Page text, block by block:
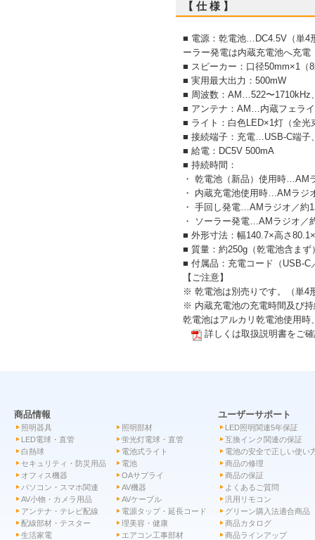
【 仕 様 】
■ 電源：乾電池…DC4.5V（単4
ーラー発電は内蔵充電池へ充電
■ スピーカー：口径50mm×1（
■ 実用最大出力：500mW
■ 周波数：AM…522〜1710kHz
■ アンテナ：AM…内蔵フェラ
■ ライト：白色LED×1灯（全
■ 接続端子：充電…USB-C端
■ 給電：DC5V 500mA
■ 持続時間：
・ 乾電池（新品）使用時…AM
・ 内蔵充電池使用時…AMラジ
・ 手回し発電…AMラジオ／約
・ ソーラー発電…AMラジオ／
■ 外形寸法：幅140.7×高さ
■ 質量：約250g（乾電池含まず
■ 付属品：充電コード（USB-
【ご注意】
※ 乾電池は別売りです。（単4
※ 内蔵充電池の充電時間及び
乾電池はアルカリ乾電池使用
詳しくは取扱説明書をご
商品情報
照明器具
照明部材
LED電球・直管
蛍光灯電球・直管
白熱球
電池式ライト
セキュリティ・防災用品
電池
オフィス機器
OAサプライ
パソコン・スマホ関連
AV機器
AV小物・カメラ用品
AVケーブル
アンテナ・テレビ配線
電源タップ・延長コード
配線部材・テスター
理美容・健康
生活家電
エアコン工事部材
ユーザーサポート
LED照明関連5年保証
互換インク関連の保証
電池の安全で正しい使い
商品の修理
商品の保証
よくあるご質問
汎用リモコン
グリーン購入法適合商品
商品カタログ
商品ラインアップ